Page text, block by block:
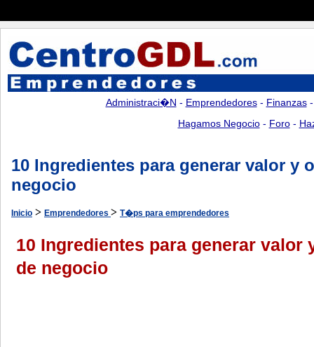
Administraci�n - Emprendedores- Finanzas
Hagamos Negocio- Foro-
10 Ingredientes para generar valor y
negocio
Inicio > Emprendedores > T�ps para emprendedores
10 Ingredientes para generar valor
de negocio